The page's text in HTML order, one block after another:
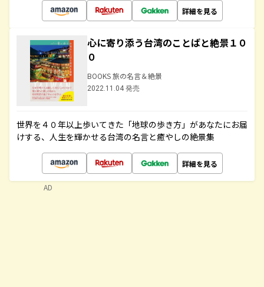
詳細を見る
心に寄り添う台湾のことばと絶景１０
０
BOOKS 旅の名言＆絶景
2022.11.04 発売
世界を４０年以上歩いてきた「地球の歩き方」があなたにお届
けする、人生を輝かせる台湾の名言と癒やしの絶景集
詳細を見る
AD